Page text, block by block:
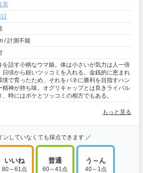
美
/ 計測不能
を話す小柄なウマ娘。体は小さいが気力は人一倍
日頃から鋭いツッコミを入れる。金銭的に恵まれ
境で育ったため、それをバネに勝利を目指すハン
精神が持ち味。オグリキャップとは良きライバル
、時にはボケとツッコミの相方でもある。
もっと見る
ンしていなくても採点できます ／
いいね
80～61点
普通
60～41点
う～ん
40～1点